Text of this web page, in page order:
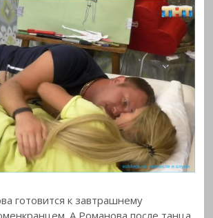
готовится к завтрашнему
А Романова после танца